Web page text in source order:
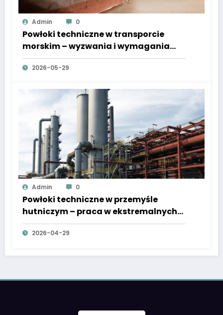
Admin 0
Powłoki techniczne w transporcie
morskim – wyzwania i wymagania
regulacyjne
2026-05-29
Admin 0
Powłoki techniczne w przemyśle
hutniczym – praca w ekstremalnych
temperaturach
2026-04-29